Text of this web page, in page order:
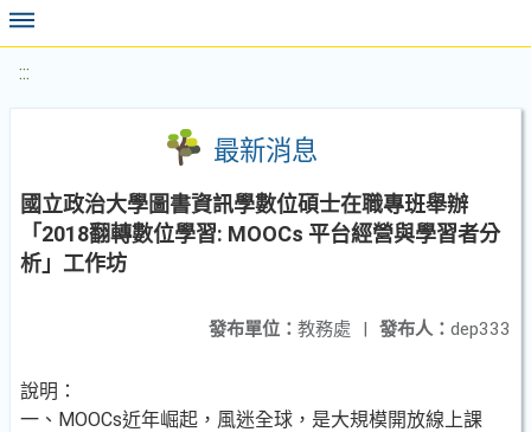
:::
最新消息
國立政治大學圖書資訊學數位碩士在職專班舉辦
「2018翻轉數位學習: MOOCs 平台經營與學習者分
析」工作坊
發布人： dep333
發布單位： 教務處 |
說明：
一、MOOCs近年崛起，風迷全球，是大規模開放線上課